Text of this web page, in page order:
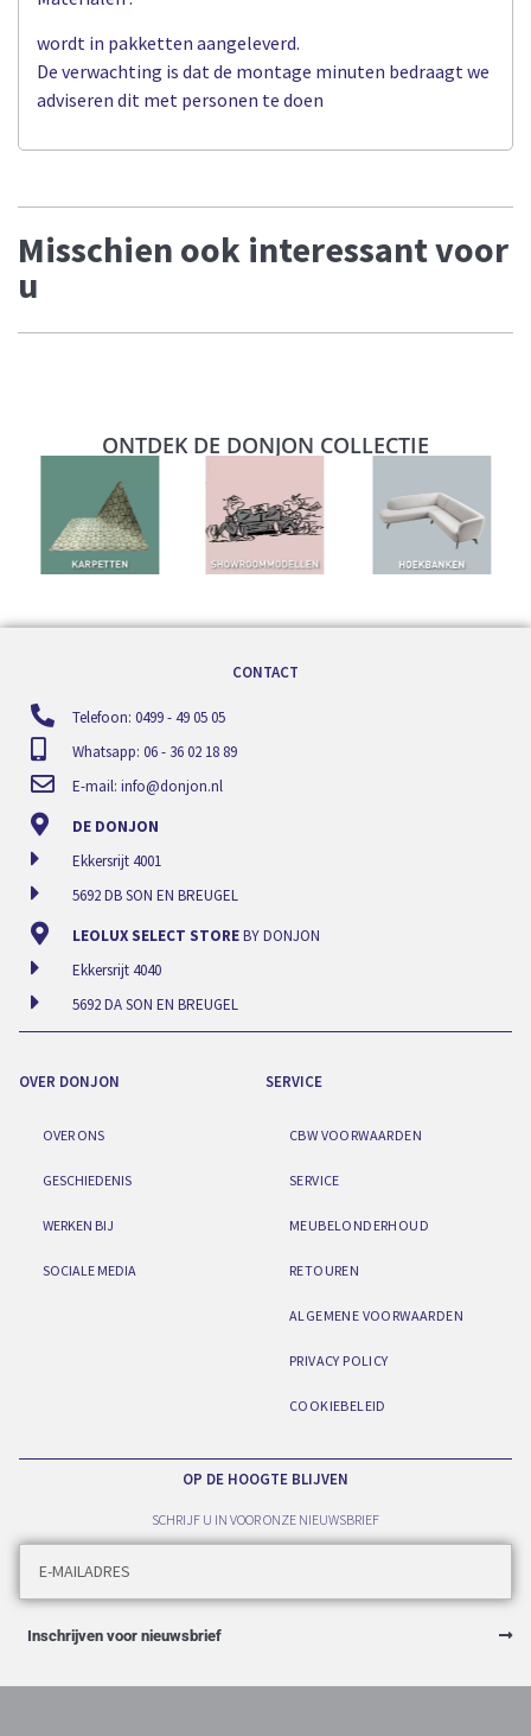
wordt in pakketten aangeleverd.
De verwachting is dat de montage minuten bedraagt we
adviseren dit met personen te doen
Misschien ook interessant voor
u
ONTDEK DE DONJON COLLECTIE
CONTACT
Telefoon: 0499 - 49 05 05
Whatsapp: 06 - 36 02 18 89
E-mail: info@donjon.nl
DE DONJON
Ekkersrijt 4001
5692 DB SON EN BREUGEL
LEOLUX SELECT STOREBY DONJON
Ekkersrijt 4040
5692 DA SON EN BREUGEL
OVER DONJON
OVER ONS
GESCHIEDENIS
WERKEN BIJ
SOCIALE MEDIA
SERVICE
CBW VOORWAARDEN
SERVICE
MEUBELONDERHOUD
RETOUREN
ALGEMENE VOORWAARDEN
PRIVACY POLICY
COOKIEBELEID
OP DE HOOGTE BLIJVEN
SCHRIJF U IN VOOR ONZE NIEUWSBRIEF
Inschrijven voor nieuwsbrief